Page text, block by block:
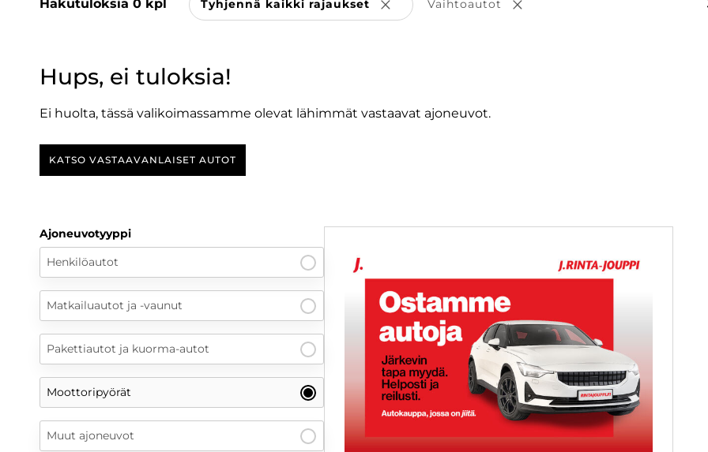
Hakutuloksia 0 kpl Tyhjennä kaikki rajaukset Poista valinta
Vaihtoautot Poista valinta
Hups, ei tuloksia!
Ei huolta, tässä valikoimassamme olevat lähimmät vastaavat ajoneuvot.
KATSO VASTAAVANLAISET AUTOT
Ajoneuvotyyppi
Henkilöautot
Matkailuautot ja -vaunut
Pakettiautot ja kuorma-autot
Moottoripyörät
Muut ajoneuvot